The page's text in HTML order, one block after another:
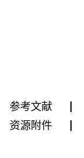
参考文献
资源附件